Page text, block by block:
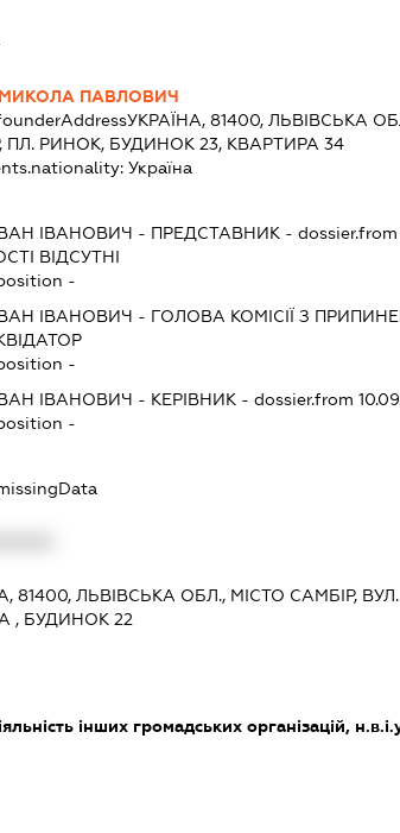
ПАВЛОВИЧ
УКРАЇНА, 81400, ЛЬВІВСЬКА
ПЛ. РИНОК, БУДИНОК 23, КВАРТИРА 34
Україна
ІВАНОВИЧ - ПРЕДСТАВНИК - dossier.from
ВІДСУТНІ
-
ІВАНОВИЧ - ГОЛОВА КОМІСІЇ З
-
ІВАНОВИЧ - КЕРІВНИК - dossier.from
-
81400, ЛЬВІВСЬКА ОБЛ., МІСТО САМБІР, ВУЛ.
, БУДИНОК 22
інших громадських організацій,